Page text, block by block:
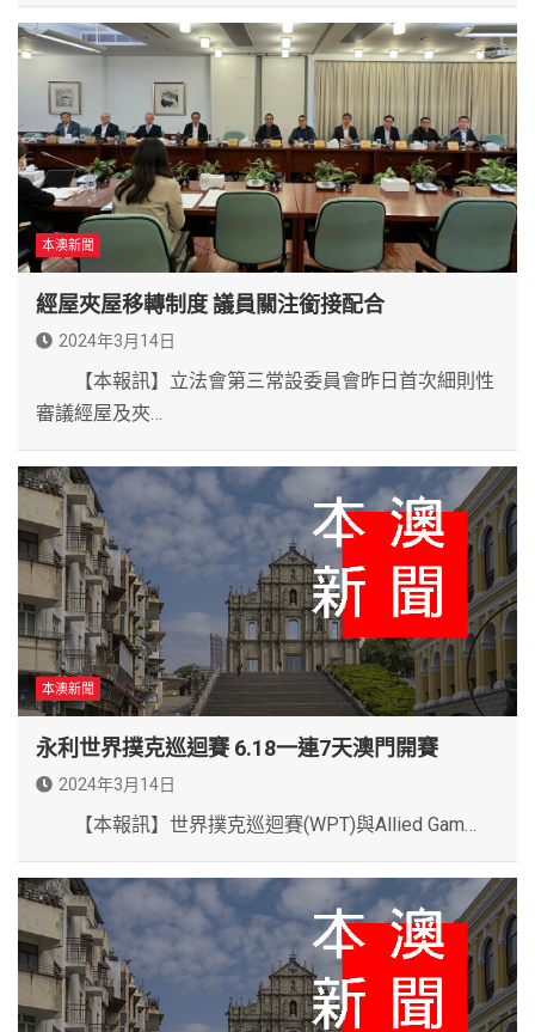
本澳新聞
經屋夾屋移轉制度 議員關注銜接配合
2024年3月14日
【本報訊】立法會第三常設委員會昨日首次細則性
審議經屋及夾…
本澳新聞
永利世界撲克巡迴賽 6.18一連7天澳門開賽
2024年3月14日
【本報訊】世界撲克巡迴賽(WPT)與Allied Gam…